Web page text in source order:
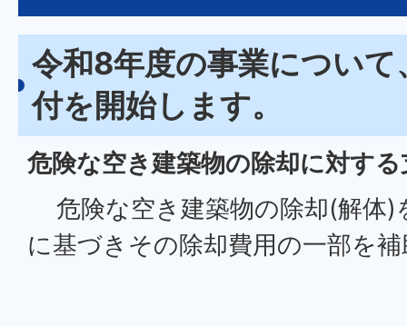
令和8年度の事業につい
付を開始します。
危険な空き建築物の除却に対す
危険な空き建築物の除却(解体)
に基づきその除却費用の一部を